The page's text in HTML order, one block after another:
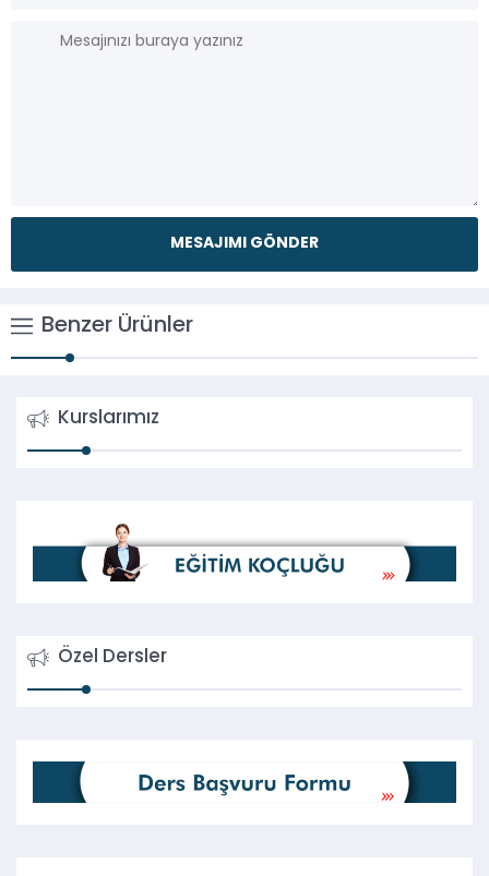
Benzer Ürünler
Kurslarımız
Özel Dersler